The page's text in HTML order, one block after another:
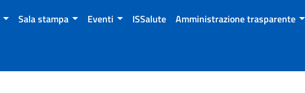
Sala stampa Eventi ISSalute Amministrazione trasparente